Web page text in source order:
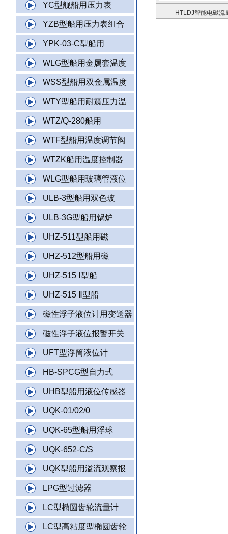
YC型舰船用压力表
YZB型船用压力表组合
YPK-03-C型船用
WLG型船用金属套温度
WSS型船用双金属温度
WTY型船用耐震压力温
WTZ/Q-280船用
WTF型船用温度调节阀
WTZK船用温度控制器
WLG型船用玻璃管液位
ULB-3型船用双色玻
ULB-3G型船用锅炉
UHZ-511型船用磁
UHZ-512型船用磁
UHZ-515 Ⅰ型船
UHZ-515 Ⅱ型船
磁性浮子液位计用变送器
磁性浮子液位报警开关
UFT型浮筒液位计
HB-SPCG型自力式
UHB型船用液位传感器
UQK-01/02/0
UQK-65型船用浮球
UQK-652-C/S
UQK型船用溢流观察报
LPG型过滤器
LC型椭圆齿轮流量计
LC型高粘度型椭圆齿轮
HTLDJ智能电磁流